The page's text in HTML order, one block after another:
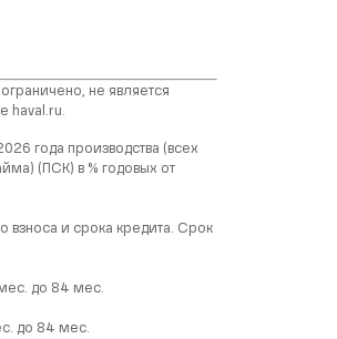
не является
haval.ru.
года производства (всех
(ПСК) в % годовых от
взноса и срока кредита. Срок
до 84 мес.
до 84 мес.